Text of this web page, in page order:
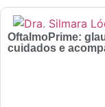
OftalmoPrime:
cuidados e